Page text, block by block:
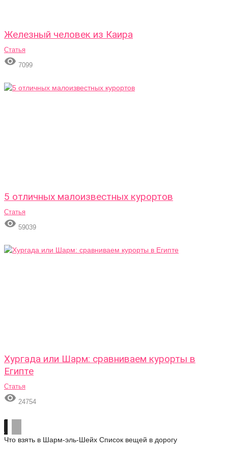
Железный человек из Каира
Статья
 7099
5 отличных малоизвестных курортов
Статья
 59039
Хургада или Шарм: сравниваем курорты в
Египте
Статья
 24754
Что взять в Шарм-эль-Шейх Список вещей в дорогу